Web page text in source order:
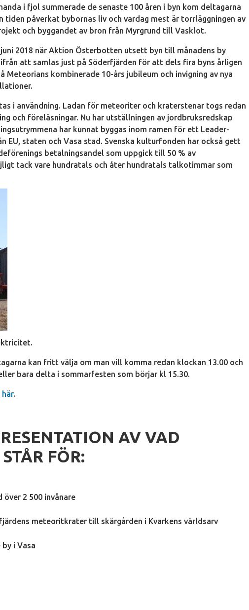
i fjol summerade de senaste 100 åren i byn kom deltagarna
påverkat bybornas liv och vardag mest är torrläggningen av
och byggandet av bron från Myrgrund till Vasklot.
2018 när Aktion Österbotten utsett byn till månadens by
att samlas just på Söderfjärden för att dels fira byns årligen
Meteorians kombinerade 10-års jubileum och invigning av nya
i användning. Ladan för meteoriter och kraterstenar togs redan
och föreläsningar. Nu har utställningen av jordbruksredskap
har kunnat byggas inom ramen för ett Leader-
EU, staten och Vasa stad. Svenska kulturfonden har också gett
betalningsandel som uppgick till 50 % av
tack vare hundratals och åter hundratals talkotimmar som
kan fritt välja om man vill komma redan klockan 13.00 och
bara delta i sommarfesten som börjar kl 15.30.
.
AV VAD
FÖR:
2 500 invånare
meteoritkrater till skärgården i Kvarkens världsarv
i Vasa